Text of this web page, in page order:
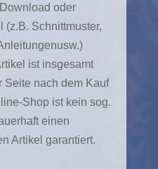
oder
(z.B. Schnittmuster,
ist insgesamt
Seite nach dem Kauf
Shop ist kein sog.
einen
Artikel garantiert.